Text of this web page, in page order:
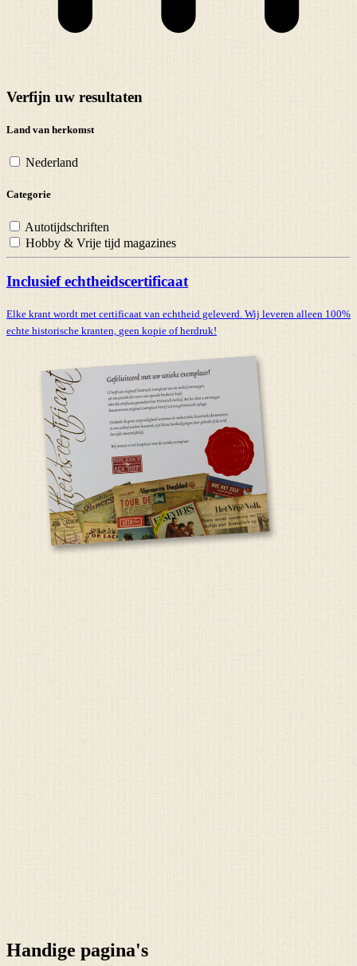
Verfijn uw resultaten
Land van herkomst
Nederland
Categorie
Autotijdschriften
Hobby & Vrije tijd magazines
Inclusief echtheidscertificaat
Elke krant wordt met certificaat van echtheid geleverd. Wij leveren alleen 100%
echte historische kranten, geen kopie of herdruk!
Handige pagina's